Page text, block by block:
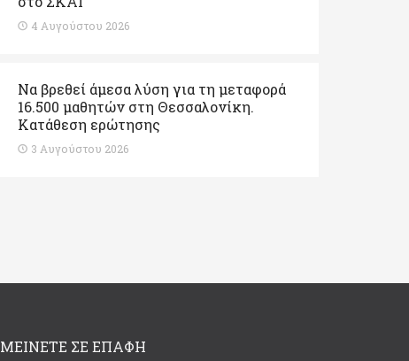
4 Αυγούστου 2026
Να βρεθεί άμεσα λύση για τη μεταφορά
16.500 μαθητών στη Θεσσαλονίκη.
Κατάθεση ερώτησης
3 Αυγούστου 2026
ΜΕΙΝΕΤΕ ΣΕ ΕΠΑΦΗ